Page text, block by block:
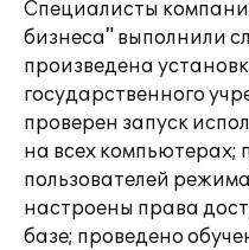
Специалисты
бизнеса" выполнили
произведена
государственного
проверен запуск
на всех компьютерах;
пользователей
настроены права
базе; проведено